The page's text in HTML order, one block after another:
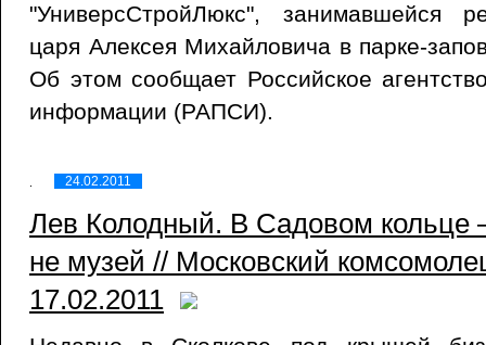
"УниверсСтройЛюкс", занимавшейся
царя Алексея Михайловича в парке-
Об этом сообщает Российское
информации (РАПСИ).
24.02.2011
Лев Колодный. В Садовом кольце
не музей // Московский
17.02.2011